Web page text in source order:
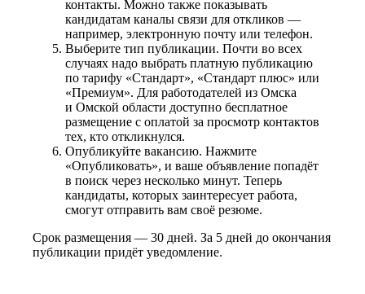
контакты. Можно также показывать
кандидатам каналы связи для откликов —
например, электронную почту или телефон.
Выберите тип публикации. Почти во всех
случаях надо выбрать платную публикацию
по тарифу «Стандарт», «Стандарт плюс» или
«Премиум». Для работодателей из Омска
и Омской области доступно бесплатное
размещение с оплатой за просмотр контактов
тех, кто откликнулся.
Опубликуйте вакансию. Нажмите
«Опубликовать», и ваше объявление попадёт
в поиск через несколько минут. Теперь
кандидаты, которых заинтересует работа,
смогут отправить вам своё резюме.
Срок размещения — 30 дней. За 5 дней до окончания
публикации придёт уведомление.